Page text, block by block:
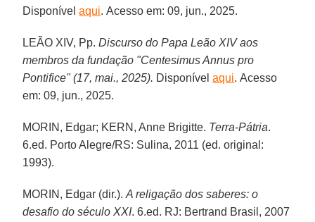
Disponívelaqui. Acesso em: 09, jun., 2025.
LEÃO XIV, Pp.Discurso do Papa Leão XIV aos
membros da fundação "Centesimus Annus pro
Pontifice" (17, mai., 2025). Disponívelaqui. Acesso
em: 09, jun., 2025.
MORIN, Edgar; KERN, Anne Brigitte. Terra-Pátria.
6.ed. Porto Alegre/RS: Sulina, 2011 (ed. original:
1993).
MORIN, Edgar (dir.).A religação dos saberes: o
desafio do século XXI. 6.ed. RJ: Bertrand Brasil, 2007